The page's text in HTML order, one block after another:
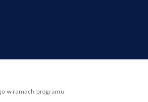
w ramach programu